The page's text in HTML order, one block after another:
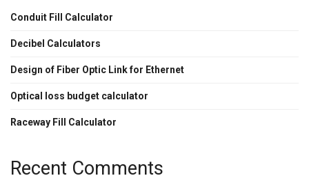
Conduit Fill Calculator
Decibel Calculators
Design of Fiber Optic Link for Ethernet
Optical loss budget calculator
Raceway Fill Calculator
Recent Comments